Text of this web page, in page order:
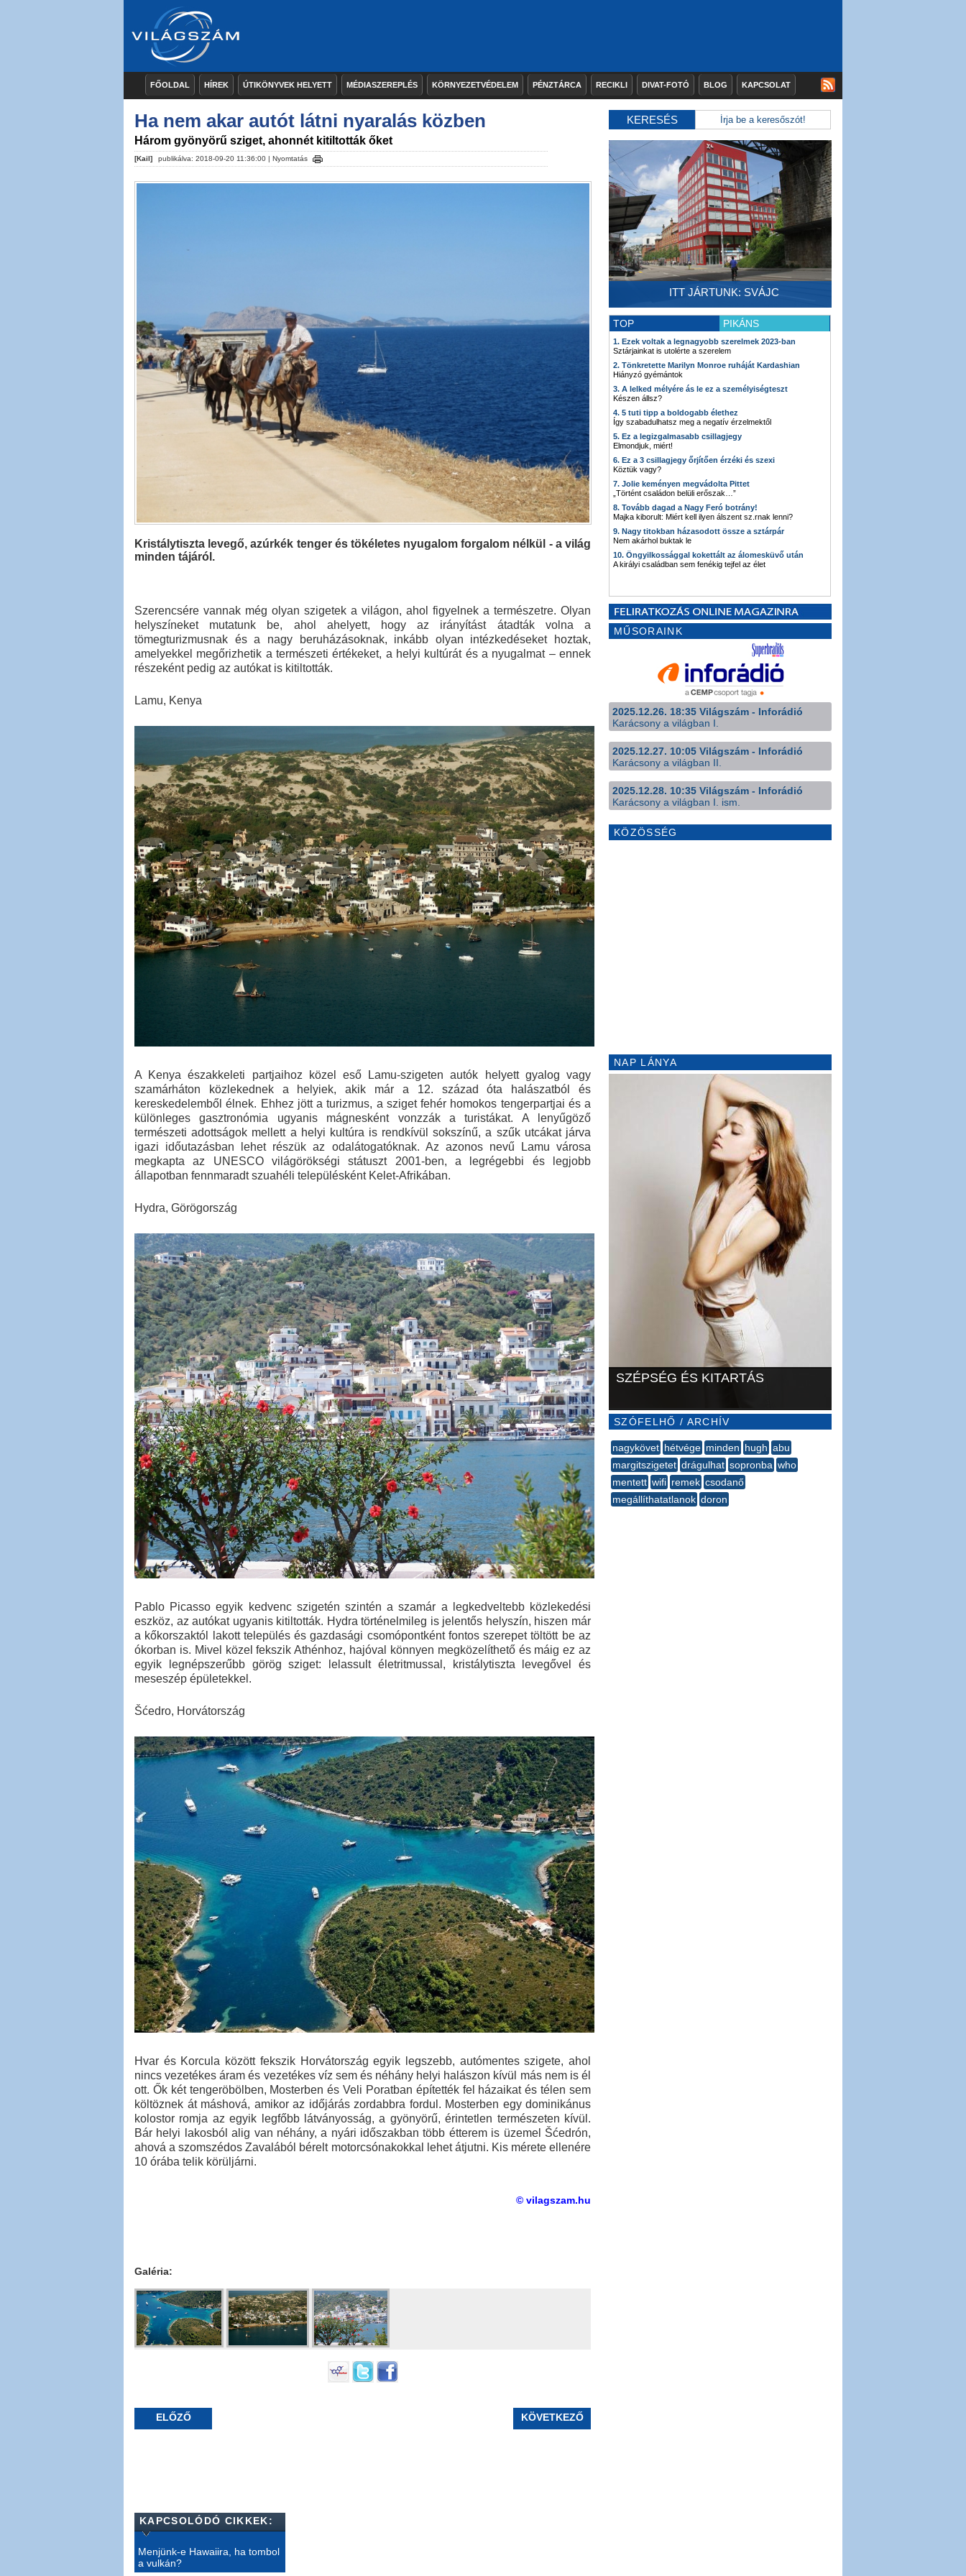
FŐOLDAL HÍREK ÚTIKÖNYVEK HELYETT MÉDIASZEREPLÉS KÖRNYEZETVÉDELEM PÉNZTÁRCA RECIKLI DIVAT-FOTÓ BLOG KAPCSOLAT
Ha nem akar autót látni nyaralás közben
Három gyönyörű sziget, ahonnét kitiltották őket
[Kail] publikálva: 2018-09-20 11:36:00 | Nyomtatás
Kristálytiszta levegő, azúrkék tenger és tökéletes nyugalom forgalom nélkül - a világ
minden tájáról.
Szerencsére vannak még olyan szigetek a világon, ahol figyelnek a természetre. Olyan
helyszíneket mutatunk be, ahol ahelyett, hogy az irányítást átadták volna a
tömegturizmusnak és a nagy beruházásoknak, inkább olyan intézkedéseket hoztak,
amelyekkel megőrizhetik a természeti értékeket, a helyi kultúrát és a nyugalmat – ennek
részeként pedig az autókat is kitiltották.
Lamu, Kenya
A Kenya északkeleti partjaihoz közel eső Lamu-szigeten autók helyett gyalog vagy
szamárháton közlekednek a helyiek, akik már a 12. század óta halászatból és
kereskedelemből élnek. Ehhez jött a turizmus, a sziget fehér homokos tengerpartjai és a
különleges gasztronómia ugyanis mágnesként vonzzák a turistákat. A lenyűgöző
természeti adottságok mellett a helyi kultúra is rendkívül sokszínű, a szűk utcákat járva
igazi időutazásban lehet részük az odalátogatóknak. Az azonos nevű Lamu városa
megkapta az UNESCO világörökségi státuszt 2001-ben, a legrégebbi és legjobb
állapotban fennmaradt szuahéli településként Kelet-Afrikában.
Hydra, Görögország
Pablo Picasso egyik kedvenc szigetén szintén a szamár a legkedveltebb közlekedési
eszköz, az autókat ugyanis kitiltották. Hydra történelmileg is jelentős helyszín, hiszen már
a kőkorszaktól lakott település és gazdasági csomópontként fontos szerepet töltött be az
ókorban is. Mivel közel fekszik Athénhoz, hajóval könnyen megközelíthető és máig ez az
egyik legnépszerűbb görög sziget: lelassult életritmussal, kristálytiszta levegővel és
meseszép épületekkel.
Šćedro, Horvátország
Hvar és Korcula között fekszik Horvátország egyik legszebb, autómentes szigete, ahol
nincs vezetékes áram és vezetékes víz sem és néhány helyi halászon kívül más nem is él
ott. Ők két tengeröbölben, Mosterben és Veli Poratban építették fel házaikat és télen sem
költöznek át máshová, amikor az időjárás zordabbra fordul. Mosterben egy dominikánus
kolostor romja az egyik legfőbb látványosság, a gyönyörű, érintetlen természeten kívül.
Bár helyi lakosból alig van néhány, a nyári időszakban több étterem is üzemel Šćedrón,
ahová a szomszédos Zavalából bérelt motorcsónakokkal lehet átjutni. Kis mérete ellenére
10 órába telik körüljárni.
© vilagszam.hu
Galéria:
ELŐZŐ KÖVETKEZŐ
KAPCSOLÓDÓ CIKKEK:
Menjünk-e Hawaiira, ha tombol
a vulkán?
KERESÉS
ITT JÁRTUNK: SVÁJC
TOP PIKÁNS
1. Ezek voltak a legnagyobb szerelmek 2023-ban
Sztárjainkat is utolérte a szerelem
2. Tönkretette Marilyn Monroe ruháját Kardashian
Hiányzó gyémántok
3. A lelked mélyére ás le ez a személyiségteszt
Készen állsz?
4. 5 tuti tipp a boldogabb élethez
Így szabadulhatsz meg a negatív érzelmektől
5. Ez a legizgalmasabb csillagjegy
Elmondjuk, miért!
6. Ez a 3 csillagjegy őrjítően érzéki és szexi
Köztük vagy?
7. Jolie keményen megvádolta Pittet
„Történt családon belüli erőszak…”
8. Tovább dagad a Nagy Feró botrány!
Majka kiborult: Miért kell ilyen álszent sz.rnak lenni?
9. Nagy titokban házasodott össze a sztárpár
Nem akárhol buktak le
10. Öngyilkossággal kokettált az álomesküvő után
A királyi családban sem fenékig tejfel az élet
MŰSORAINK
2025.12.26. 18:35 Világszám - Inforádió
Karácsony a világban I.
2025.12.27. 10:05 Világszám - Inforádió
Karácsony a világban II.
2025.12.28. 10:35 Világszám - Inforádió
Karácsony a világban I. ism.
KÖZÖSSÉG
NAP LÁNYA
SZÉPSÉG ÉS KITARTÁS
SZÓFELHŐ / ARCHÍV
nagykövet hétvége minden hugh abu
margitszigetet drágulhat sopronba who
mentett wifi remek csodanő
megállíthatatlanok doron